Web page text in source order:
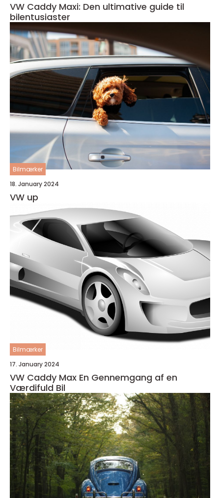
VW Caddy Maxi: Den ultimative guide til
bilentusiaster
Bilmærker
18. January 2024
VW up
Bilmærker
17. January 2024
VW Caddy Max En Gennemgang af en
Værdifuld Bil